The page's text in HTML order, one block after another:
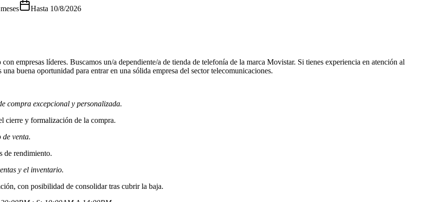
Hasta 10/8/2026
empresas líderes. Buscamos un/a dependiente/a de tienda de telefonía de la marca Movistar. Si tienes experiencia en atención al
buena oportunidad para entrar en una sólida empresa del sector telecomunicaciones.
compra excepcional y personalizada.
cierre y formalización de la compra.
venta.
de rendimiento.
y el inventario.
con posibilidad de consolidar tras cubrir la baja.